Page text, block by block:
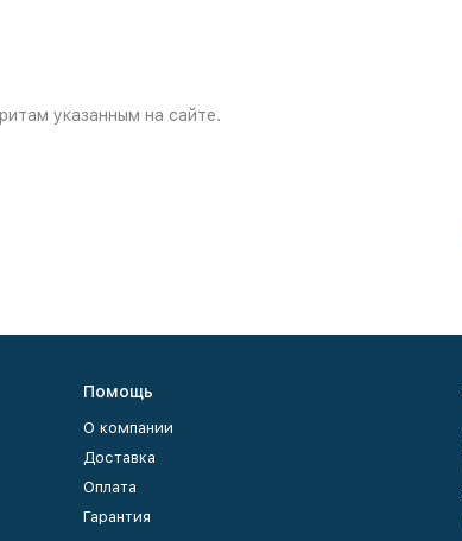
указанным на сайте.
Помощь
О компании
Доставка
Оплата
Гарантия